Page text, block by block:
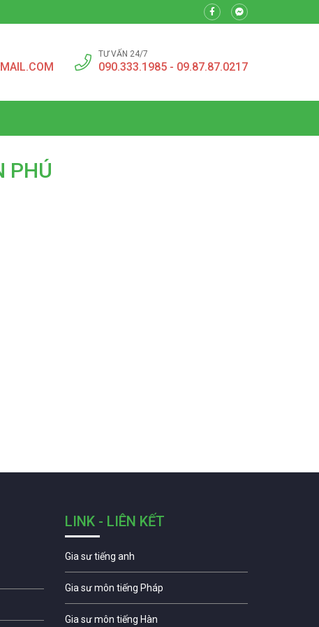
TƯ VẤN 24/7
090.333.1985 - 09.87.87.0217
PHÚ
LINK - LIÊN KẾT
Gia sư tiếng anh
Gia sư môn tiếng Pháp
Gia sư môn tiếng Hàn